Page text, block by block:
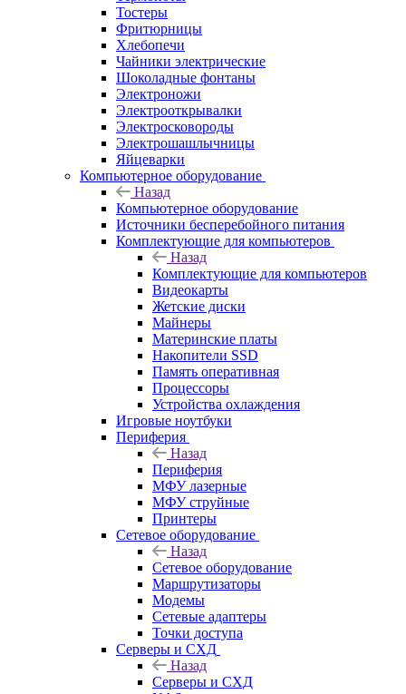
Тостеры
Фритюрницы
Хлебопечи
Чайники электрические
Шоколадные фонтаны
Электроножи
Электрооткрывалки
Электросковороды
Электрошашлычницы
Яйцеварки
Компьютерное оборудование
Назад
Компьютерное оборудование
Источники бесперебойного питания
Комплектующие для компьютеров
Назад
Комплектующие для компьютеров
Видеокарты
Жетские диски
Майнеры
Материнские платы
Накопители SSD
Память оперативная
Процессоры
Устройства охлаждения
Игровые ноутбуки
Периферия
Назад
Периферия
МФУ лазерные
МФУ струйные
Принтеры
Сетевое оборудование
Назад
Сетевое оборудование
Маршрутизаторы
Модемы
Сетевые адаптеры
Точки доступа
Серверы и СХД
Назад
Серверы и СХД